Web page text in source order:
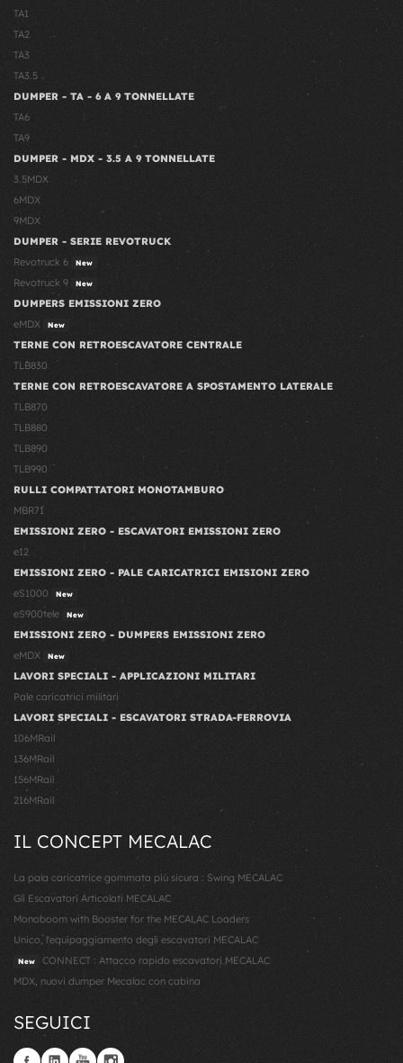
TA1
TA2
TA3
TA3.5
DUMPER - TA - 6 A 9 TONNELLATE
TA6
TA9
DUMPER - MDX - 3.5 A 9 TONNELLATE
3.5MDX
6MDX
9MDX
DUMPER - SERIE REVOTRUCK
Revotruck 6
New
Revotruck 9 New
DUMPERS EMISSIONI ZERO
eMDX
New
TERNE CON RETROESCAVATORE CENTRALE
TLB830
TERNE CON RETROESCAVATORE A SPOSTAMENTO LATERALE
TLB870
TLB880
TLB890
TLB990
RULLI COMPATTATORI MONOTAMBURO
MBR71
EMISSIONI ZERO - ESCAVATORI EMISSIONI ZERO
e12
EMISSIONI ZERO - PALE CARICATRICI EMISIONI ZERO
eS1000
New
eS900tele New
EMISSIONI ZERO - DUMPERS EMISSIONI ZERO
eMDX
New
LAVORI SPECIALI - APPLICAZIONI MILITARI
Pale caricatrici militari
LAVORI SPECIALI - ESCAVATORI STRADA-FERROVIA
106MRail
136MRail
156MRail
216MRail
IL CONCEPT MECALAC
La pala caricatrice gommata più sicura : Swing MECALAC
Gli Escavatori Articolati MECALAC
Monoboom with Booster for the MECALAC Loaders
Unico, l'equipaggiamento degli escavatori MECALAC
New
CONNECT : Attacco rapido escavatori MECALAC
MDX, nuovi dumper Mecalac con cabina
SEGUICI